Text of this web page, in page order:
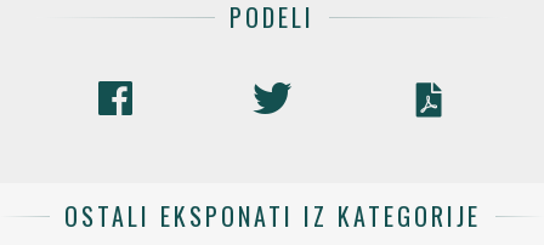
PODELI
OSTALI EKSPONATI IZ KATEGORIJE